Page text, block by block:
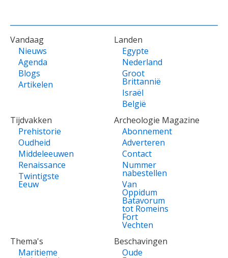
VOET
Vandaag
Nieuws
Agenda
Blogs
Artikelen
Landen
Egypte
Nederland
Groot
Brittannië
Israël
België
Tijdvakken
Prehistorie
Oudheid
Middeleeuwen
Renaissance
Twintigste
Eeuw
Archeologie Magazine
Abonnement
Adverteren
Contact
Nummer
nabestellen
Van
Oppidum
Batavorum
tot Romeins
Fort
Vechten
Thema's
Maritieme
Beschavingen
Oude